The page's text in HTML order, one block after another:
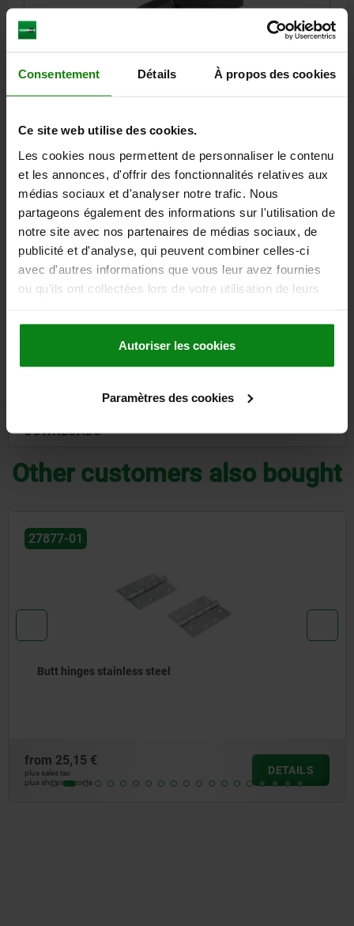
Consentement Détails À propos des cookies
Ce site web utilise des cookies.
Les cookies nous permettent de personnaliser le contenu
et les annonces, d'offrir des fonctionnalités relatives aux
médias sociaux et d'analyser notre trafic. Nous
partageons également des informations sur l'utilisation de
notre site avec nos partenaires de médias sociaux, de
publicité et d'analyse, qui peuvent combiner celles-ci
avec d'autres informations que vous leur avez fournies
ou qu'ils ont collectées lors de votre utilisation de leurs
Autoriser les cookies
Paramètres des cookies
SQUARE HINGE LONG VERSION W. COUNTERSINK
A1=12, A2=36
LENGTH=51 WIDTH=85
SURFACE FINISH BODY=POWDER COATED A1=12 A2=36 B1=61
D=10,2 D1=6 D2=5,2 D3=9,7 H=23 H1=12 T1=8 T2=4
Order number:27892-20630061
18,19 €
plus sales tax
DETAILS
DOWNLOADS
Other customers also bought
27877-01
Butt hinges stainless steel
from25,15 €
plus sales tax
plus shipping costs
DETAILS